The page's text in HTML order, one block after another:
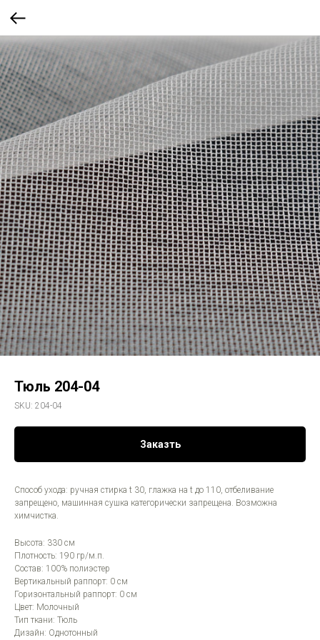
Тюль 204-04
SKU: 204-04
Заказть
Способ ухода: ручная стирка t 30, глажка на t до 110, отбеливание
запрещено, машинная сушка категорически запрещена. Возможна
химчистка.
Высота: 330 см
Плотность: 190 гр/м.п.
Состав: 100% полиэстер
Вертикальный раппорт: 0 см
Горизонтальный раппорт: 0 см
Цвет: Молочный
Тип ткани: Тюль
Дизайн: Однотонный